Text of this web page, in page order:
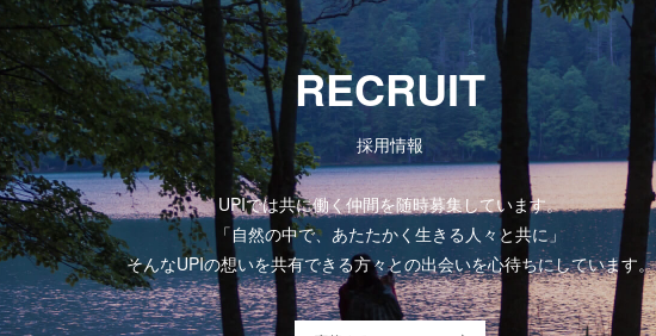
RECRUIT
採用情報
UPIでは共に働く仲間を随時募集しています。
「自然の中で、あたたかく生きる人々と共に」
そんなUPIの想いを共有できる方々との出会いを心待ちにしています。